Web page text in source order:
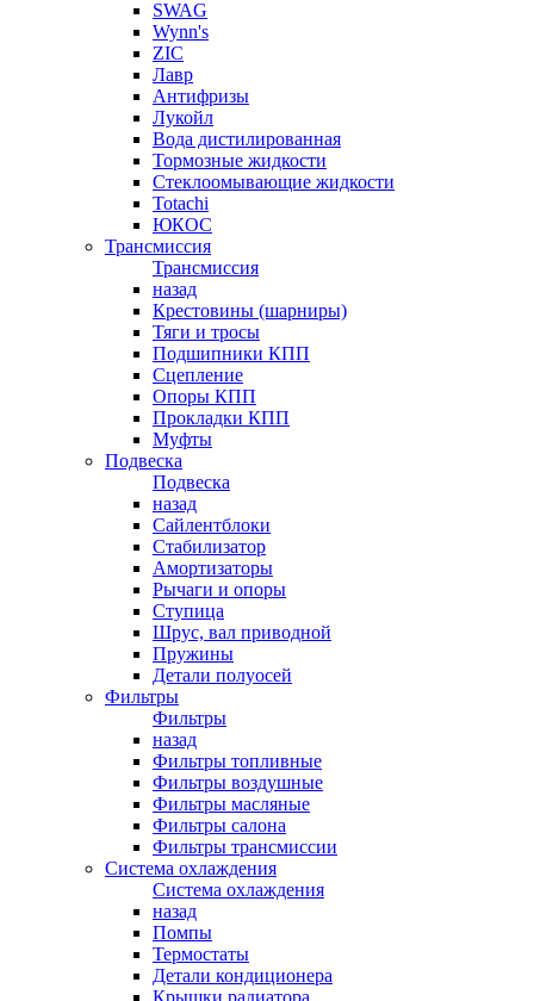
SWAG
Wynn's
ZIC
Лавр
Антифризы
Лукойл
Вода дистилированная
Тормозные жидкости
Стеклоомывающие жидкости
Totachi
ЮКОС
Трансмиссия
Трансмиссия
назад
Крестовины (шарниры)
Тяги и тросы
Подшипники КПП
Сцепление
Опоры КПП
Прокладки КПП
Муфты
Подвеска
Подвеска
назад
Сайлентблоки
Стабилизатор
Амортизаторы
Рычаги и опоры
Ступица
Шрус, вал приводной
Пружины
Детали полуосей
Фильтры
Фильтры
назад
Фильтры топливные
Фильтры воздушные
Фильтры масляные
Фильтры салона
Фильтры трансмиссии
Система охлаждения
Система охлаждения
назад
Помпы
Термостаты
Детали кондиционера
Крышки радиатора